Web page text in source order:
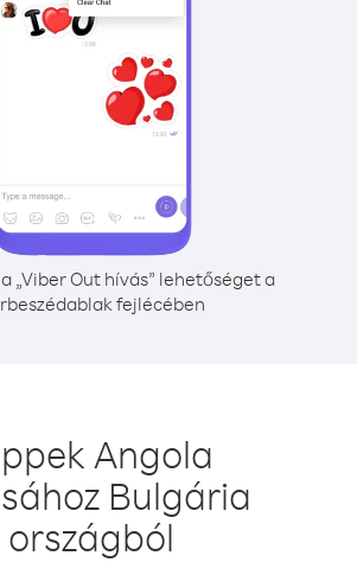
„Viber Out hívás” lehetőséget a
fejlécében
Angola
Bulgária
országból